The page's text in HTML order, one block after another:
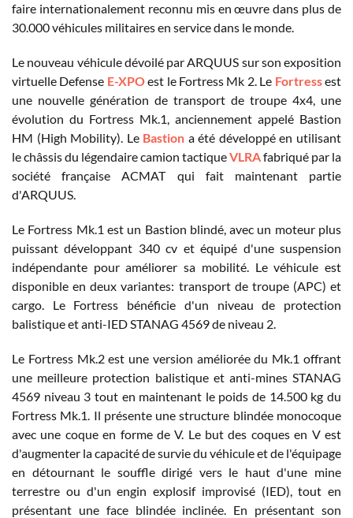
faire internationalement reconnu mis en œuvre dans plus de
30.000 véhicules militaires en service dans le monde.
Le nouveau véhicule dévoilé par ARQUUS sur son exposition
virtuelle Defense E-XPOest le Fortress Mk 2. Le Fortressest
une nouvelle génération de transport de troupe 4x4, une
évolution du Fortress Mk.1, anciennement appelé Bastion
HM (High Mobility). Le Bastion a été développé en utilisant
le châssis du légendaire camion tactiqueVLRAfabriqué par la
société française ACMAT qui fait maintenant partie
d'ARQUUS.
Le Fortress Mk.1 est un Bastion blindé, avec un moteur plus
puissant développant 340 cv et équipé d'une suspension
indépendante pour améliorer sa mobilité. Le véhicule est
disponible en deux variantes: transport de troupe (APC) et
cargo. Le Fortress bénéficie d'un niveau de protection
balistique et anti-IED STANAG 4569 de niveau 2.
Le Fortress Mk.2 est une version améliorée du Mk.1 offrant
une meilleure protection balistique et anti-mines STANAG
4569 niveau 3 tout en maintenant le poids de 14.500 kg du
Fortress Mk.1. Il présente une structure blindée monocoque
avec une coque en forme de V. Le but des coques en V est
d'augmenter la capacité de survie du véhicule et de l'équipage
en détournant le souffle dirigé vers le haut d'une mine
terrestre ou d'un engin explosif improvisé (IED), tout en
présentant une face blindée inclinée. En présentant son